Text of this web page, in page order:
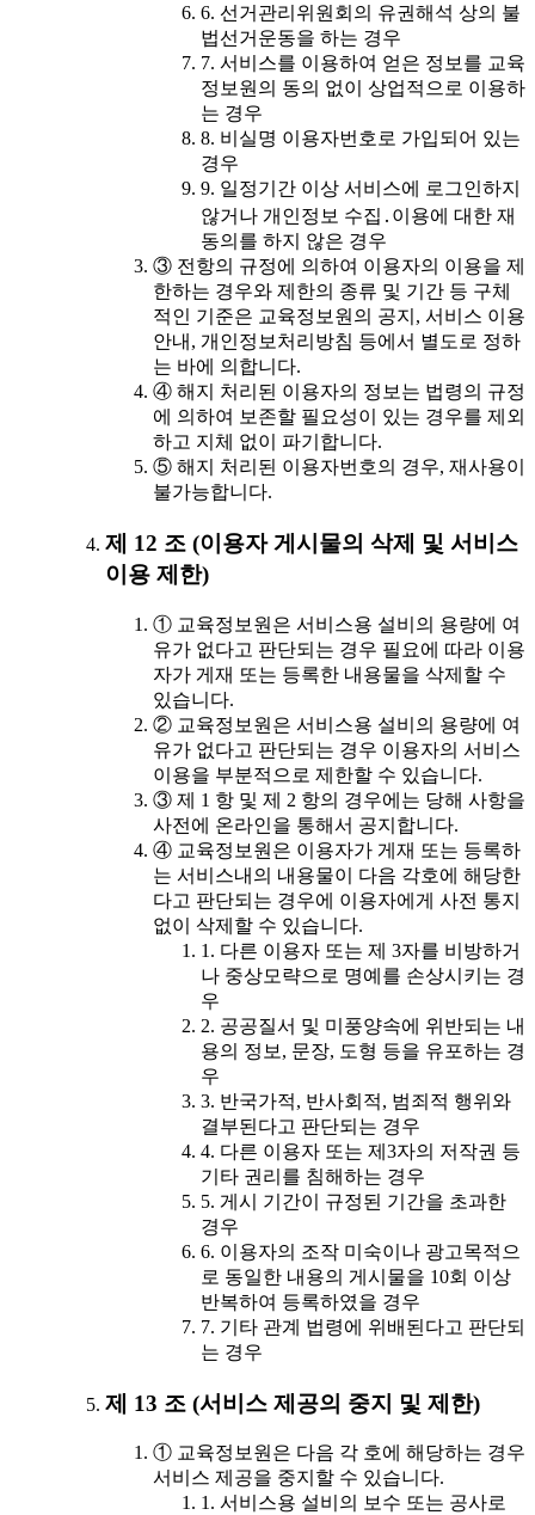
6. 선거관리위원회의 유권해석 상의 불
법선거운동을 하는 경우
7. 서비스를 이용하여 얻은 정보를 교육
정보원의 동의 없이 상업적으로 이용하
는 경우
8. 비실명 이용자번호로 가입되어 있는
경우
9. 일정기간 이상 서비스에 로그인하지
않거나 개인정보 수집․이용에 대한 재
동의를 하지 않은 경우
③ 전항의 규정에 의하여 이용자의 이용을 제
한하는 경우와 제한의 종류 및 기간 등 구체
적인 기준은 교육정보원의 공지, 서비스 이용
안내, 개인정보처리방침 등에서 별도로 정하
는 바에 의합니다.
④ 해지 처리된 이용자의 정보는 법령의 규정
에 의하여 보존할 필요성이 있는 경우를 제외
하고 지체 없이 파기합니다.
⑤ 해지 처리된 이용자번호의 경우, 재사용이
불가능합니다.
제 12 조 (이용자 게시물의 삭제 및 서비스
이용 제한)
① 교육정보원은 서비스용 설비의 용량에 여
유가 없다고 판단되는 경우 필요에 따라 이용
자가 게재 또는 등록한 내용물을 삭제할 수
있습니다.
② 교육정보원은 서비스용 설비의 용량에 여
유가 없다고 판단되는 경우 이용자의 서비스
이용을 부분적으로 제한할 수 있습니다.
③ 제 1 항 및 제 2 항의 경우에는 당해 사항을
사전에 온라인을 통해서 공지합니다.
④ 교육정보원은 이용자가 게재 또는 등록하
는 서비스내의 내용물이 다음 각호에 해당한
다고 판단되는 경우에 이용자에게 사전 통지
없이 삭제할 수 있습니다.
1. 다른 이용자 또는 제 3자를 비방하거
나 중상모략으로 명예를 손상시키는 경
우
2. 공공질서 및 미풍양속에 위반되는 내
용의 정보, 문장, 도형 등을 유포하는 경
우
3. 반국가적, 반사회적, 범죄적 행위와
결부된다고 판단되는 경우
4. 다른 이용자 또는 제3자의 저작권 등
기타 권리를 침해하는 경우
5. 게시 기간이 규정된 기간을 초과한
경우
6. 이용자의 조작 미숙이나 광고목적으
로 동일한 내용의 게시물을 10회 이상
반복하여 등록하였을 경우
7. 기타 관계 법령에 위배된다고 판단되
는 경우
제 13 조 (서비스 제공의 중지 및 제한)
① 교육정보원은 다음 각 호에 해당하는 경우
서비스 제공을 중지할 수 있습니다.
1. 서비스용 설비의 보수 또는 공사로